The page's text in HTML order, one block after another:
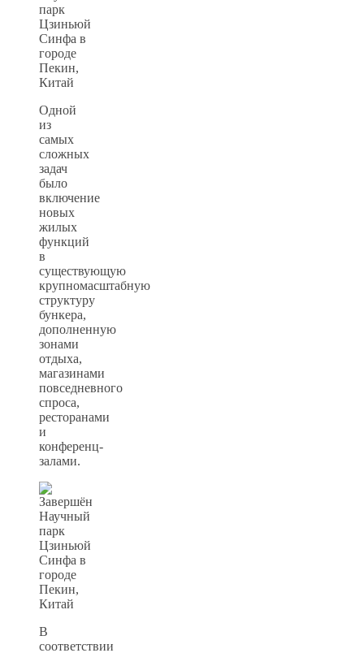
Одной
из
самых
сложных
задач
было
включение
новых
жилых
функций
в
существующую
крупномасштабную
структуру
бункера,
дополненную
зонами
отдыха,
магазинами
повседневного
спроса,
ресторанами
и
конференц-
залами.
В
соответствии